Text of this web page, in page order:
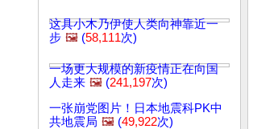
这具小木乃伊使人类向神靠近一
步 🖼️ (58,111次)
一场更大规模的新疫情正在向国
人走来 🖼️ (241,197次)
一张崩党图片！日本地震科PK中
共地震局 🖼️ (49,922次)